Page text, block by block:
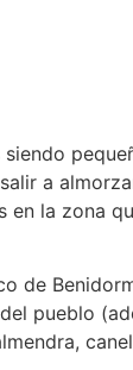
a
en la zona
de
pueblo